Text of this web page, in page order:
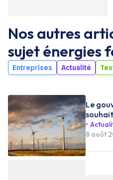
Nos autres
sujeténergies
Entreprises Actualité
Le
8 août